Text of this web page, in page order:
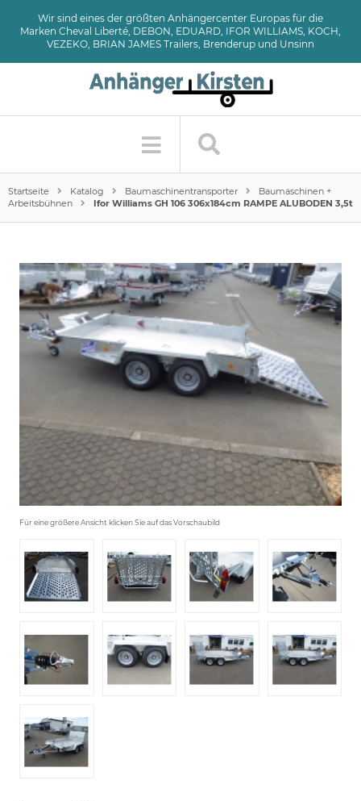
Wir sind eines der größten Anhängercenter Europas für die
Marken Cheval Liberté, DEBON, EDUARD, IFOR WILLIAMS, KOCH,
VEZEKO, BRIAN JAMES Trailers, Brenderup und Unsinn
Startseite Katalog Baumaschinentransporter
Baumaschinen +
Arbeitsbühnen
Ifor Williams GH 106 306x184cm RAMPE ALUBODEN 3,5t
Für eine größere Ansicht klicken Sie auf das Vorschaubild